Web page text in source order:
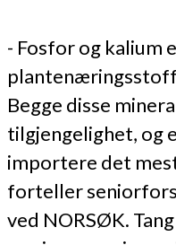
- Fosfor og kalium
plantenæringsstoff
Begge disse
tilgjengelighet, og
importere det
forteller
ved NORSØK.